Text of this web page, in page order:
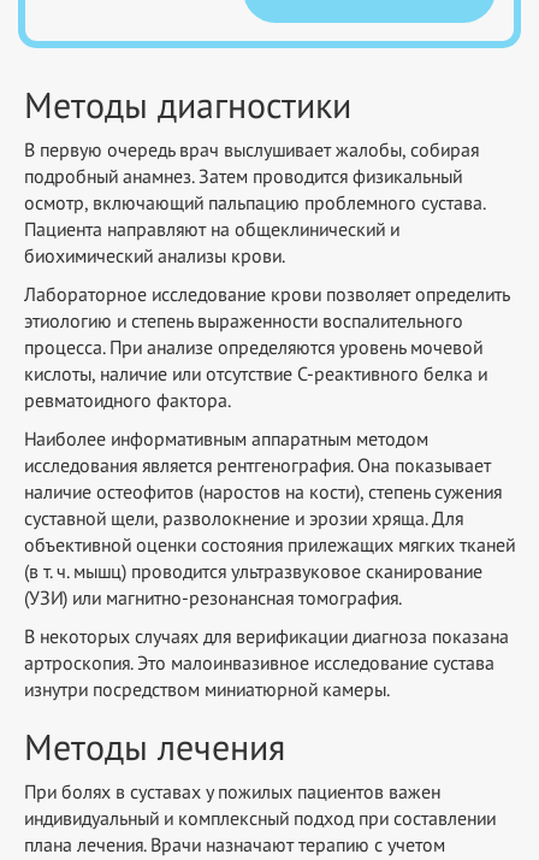
Методы диагностики
В первую очередь врач выслушивает жалобы, собирая
подробный анамнез. Затем проводится физикальный
осмотр, включающий пальпацию проблемного сустава.
Пациента направляют на общеклинический и
биохимический анализы крови.
Лабораторное исследование крови позволяет определить
этиологию и степень выраженности воспалительного
процесса. При анализе определяются уровень мочевой
кислоты, наличие или отсутствие С-реактивного белка и
ревматоидного фактора.
Наиболее информативным аппаратным методом
исследования является рентгенография. Она показывает
наличие остеофитов (наростов на кости), степень сужения
суставной щели, разволокнение и эрозии хряща. Для
объективной оценки состояния прилежащих мягких тканей
(в т. ч. мышц) проводится ультразвуковое сканирование
(УЗИ) или магнитно-резонансная томография.
В некоторых случаях для верификации диагноза показана
артроскопия. Это малоинвазивное исследование сустава
изнутри посредством миниатюрной камеры.
Методы лечения
При болях в суставах у пожилых пациентов важен
индивидуальный и комплексный подход при составлении
плана лечения. Врачи назначают терапию с учетом